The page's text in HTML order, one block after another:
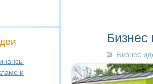
и
Бизнес
Бизнес